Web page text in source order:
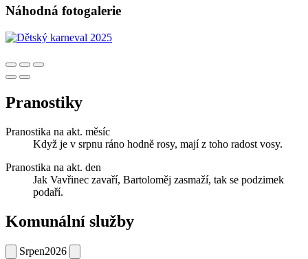
Náhodná fotogalerie
Pranostiky
Pranostika na akt. měsíc
Když je v srpnu ráno hodně rosy, mají z toho radost vosy.
Pranostika na akt. den
Jak Vavřinec zavaří, Bartoloměj zasmaží, tak se podzimek
podaří.
Komunální služby
Srpen2026